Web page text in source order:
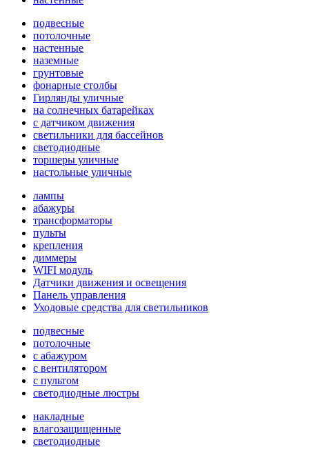
подвесные
потолочные
настенные
наземные
грунтовые
фонарные столбы
Гирлянды уличные
на солнечных батарейках
с датчиком движения
светильники для бассейнов
светодиодные
торшеры уличные
настольные уличные
лампы
абажуры
трансформаторы
пульты
крепления
диммеры
WIFI модуль
Датчики движения и освещения
Панель управления
Уходовые средства для светильников
подвесные
потолочные
с абажуром
с вентилятором
с пультом
светодиодные люстры
накладные
влагозащищенные
светодиодные